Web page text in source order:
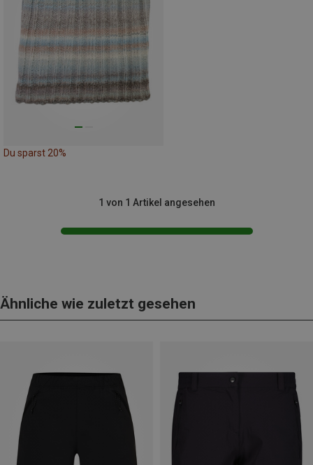
Du sparst 20%
1 von 1 Artikel angesehen
Ähnliche wie zuletzt gesehen